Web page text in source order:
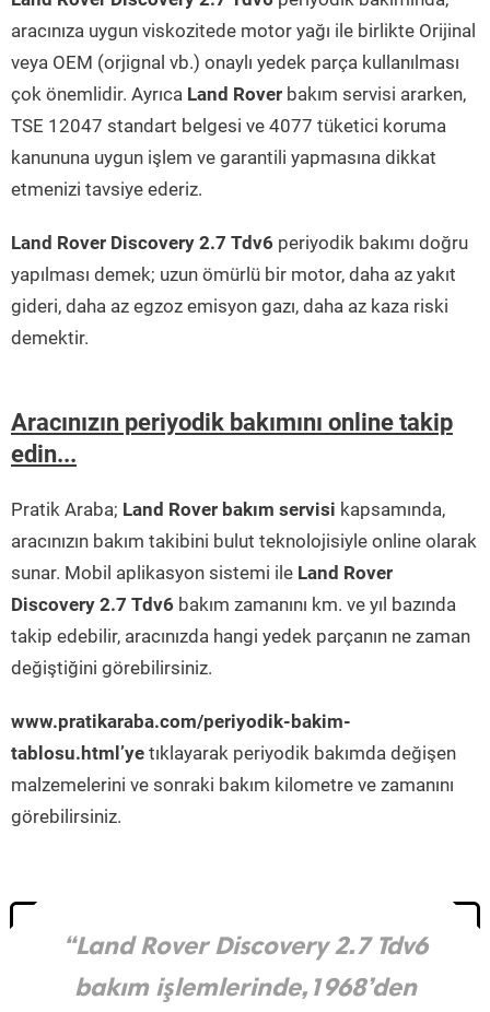
aracınıza uygun viskozitede motor yağı ile birlikte Orijinal
veya OEM (orjignal vb.) onaylı yedek parça kullanılması
çok önemlidir. Ayrıca Land Rover bakım servisi ararken,
TSE 12047 standart belgesi ve 4077 tüketici koruma
kanununa uygun işlem ve garantili yapmasına dikkat
etmenizi tavsiye ederiz.
Land Rover Discovery 2.7 Tdv6 periyodik bakımı doğru
yapılması demek; uzun ömürlü bir motor, daha az yakıt
gideri, daha az egzoz emisyon gazı, daha az kaza riski
demektir.
Aracınızın periyodik bakımını online takip
edin...
Pratik Araba; Land Rover bakım servisi kapsamında,
aracınızın bakım takibini bulut teknolojisiyle online olarak
sunar. Mobil aplikasyon sistemi ile Land Rover
Discovery 2.7 Tdv6 bakım zamanını km. ve yıl bazında
takip edebilir, aracınızda hangi yedek parçanın ne zaman
değiştiğini görebilirsiniz.
www.pratikaraba.com/periyodik-bakim-
tablosu.html’ye tıklayarak periyodik bakımda değişen
malzemelerini ve sonraki bakım kilometre ve zamanını
görebilirsiniz.
“Land Rover Discovery 2.7 Tdv6
bakım işlemlerinde,1968’den